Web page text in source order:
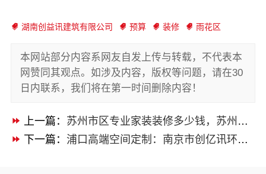
湖南创益讯建筑有限公司 预算 装修 雨花区
本网站部分内容系网友自发上传与转载，不代表本
网赞同其观点。如涉及内容，版权等问题，请在30
日内联系，我们将在第一时间删除内容！
上一篇： 苏州市区专业家装装修多少钱，苏州百年豪庭新材料有限公司
下一篇： 浦口高端空间定制：南京市创亿讯环保新材